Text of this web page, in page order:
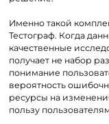
Именно такой
Тестограф. Когда
качественные
получает не набор
понимание
вероятность
ресурсы на
пользу